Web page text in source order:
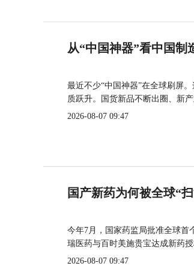
从“中国神器”看中国制
最近不少“中国神器”在全球刷屏
质跃升。国货新品不断出圈、新
2026-08-07 09:47
国产新药为何被全球“
今年7月，国家药监局批准全球首
瑞医药与百时美施贵宝达成新药
2026-08-07 09:47